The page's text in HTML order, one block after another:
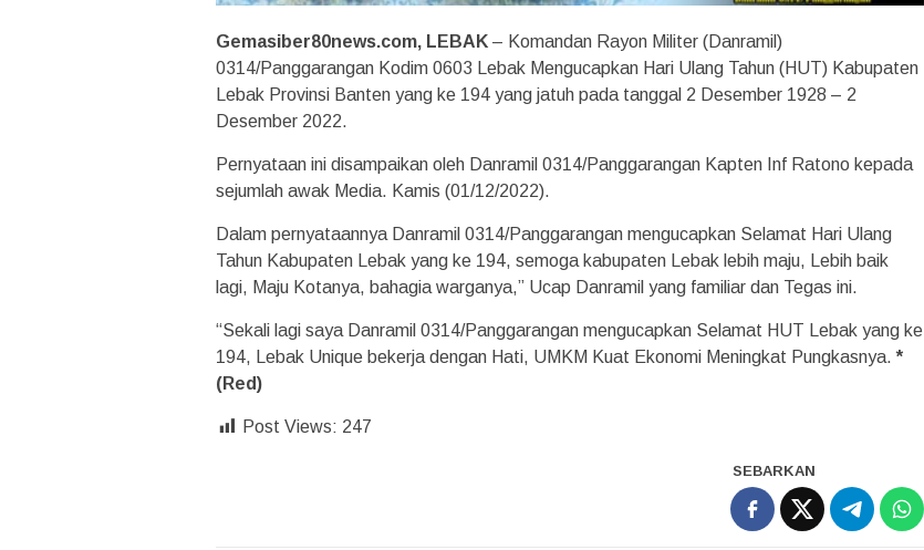
Gemasiber80news.com, LEBAK – Komandan Rayon Militer (Danramil)
0314/Panggarangan Kodim 0603 Lebak Mengucapkan Hari Ulang Tahun (HUT) Kabupaten
Lebak Provinsi Banten yang ke 194 yang jatuh pada tanggal 2 Desember 1928 – 2
Desember 2022.
Pernyataan ini disampaikan oleh Danramil 0314/Panggarangan Kapten Inf Ratono kepada
sejumlah awak Media. Kamis (01/12/2022).
Dalam pernyataannya Danramil 0314/Panggarangan mengucapkan Selamat Hari Ulang
Tahun Kabupaten Lebak yang ke 194, semoga kabupaten Lebak lebih maju, Lebih baik
lagi, Maju Kotanya, bahagia warganya,” Ucap Danramil yang familiar dan Tegas ini.
“Sekali lagi saya Danramil 0314/Panggarangan mengucapkan Selamat HUT Lebak yang ke
194, Lebak Unique bekerja dengan Hati, UMKM Kuat Ekonomi Meningkat Pungkasnya.*
(Red)
Post Views: 247
SEBARKAN